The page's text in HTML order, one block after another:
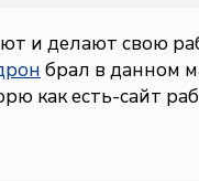
и делают свою
брал в данном
как есть-сайт